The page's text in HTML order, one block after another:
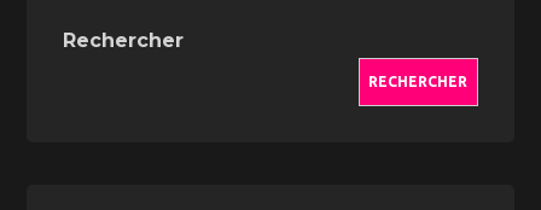
Rechercher
RECHERCHER